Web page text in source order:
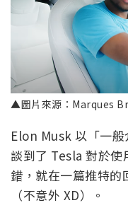
▲圖片來源：Marques
Elon Musk 以「一般
談到了 Tesla 對於使
錯，就在一篇推特的
（不意外 XD）。